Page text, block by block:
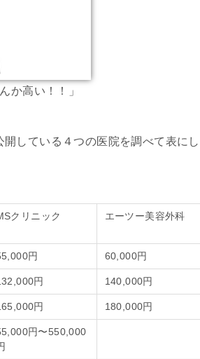
か高い！！」
している４つの医院を調べて表にし
クリニック エーツー美容外科
円 60,000円
円 140,000円
円 180,000円
円〜550,000